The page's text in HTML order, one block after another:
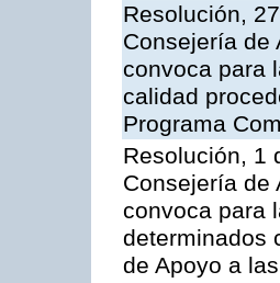
Resolución,
Consejería de
convoca para
calidad
Programa
Resolución, 1
Consejería de
convoca para
determinados
de Apoyo a